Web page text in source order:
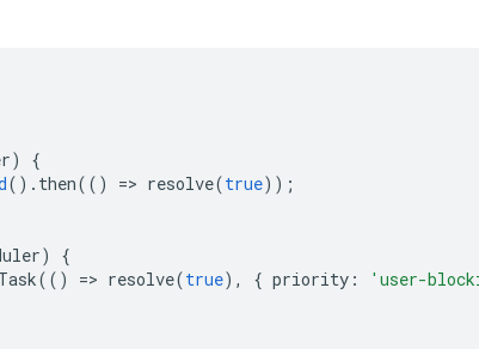
)
{
(). then(() => resolve(true));
)
{
(() => resolve(true), { priority : 'user-